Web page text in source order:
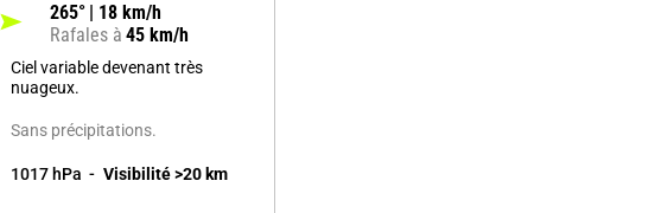
265° 18 km/h
Rafales à 45 km/h
Ciel variable devenant très
nuageux.
Sans précipitations.
1017 hPa Visibilité >20 km